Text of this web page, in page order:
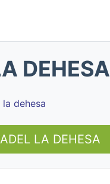
DEHESA
dehesa
LA DEHESA